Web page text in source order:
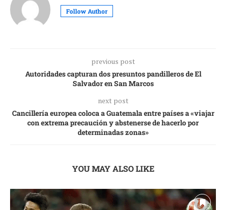
Follow Author
previous post
Autoridades capturan dos presuntos pandilleros de El
Salvador en San Marcos
next post
Cancillería europea coloca a Guatemala entre países a «viajar
con extrema precaución y abstenerse de hacerlo por
determinadas zonas»
YOU MAY ALSO LIKE